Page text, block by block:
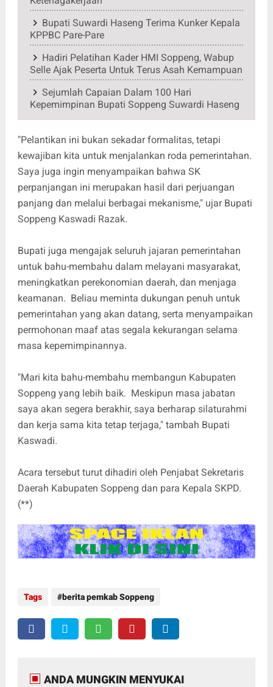
Bupati Suwardi Haseng Terima Kunker Kepala
KPPBC Pare-Pare
Hadiri Pelatihan Kader HMI Soppeng, Wabup
Selle Ajak Peserta Untuk Terus Asah Kemampuan
Sejumlah Capaian Dalam 100 Hari
Kepemimpinan Bupati Soppeng Suwardi Haseng
"Pelantikan ini bukan sekadar formalitas, tetapi
kewajiban kita untuk menjalankan roda pemerintahan.
Saya juga ingin menyampaikan bahwa SK
perpanjangan ini merupakan hasil dari perjuangan
panjang dan melalui berbagai mekanisme," ujar Bupati
Soppeng Kaswadi Razak.
Bupati juga mengajak seluruh jajaran pemerintahan
untuk bahu-membahu dalam melayani masyarakat,
meningkatkan perekonomian daerah, dan menjaga
keamanan. Beliau meminta dukungan penuh untuk
pemerintahan yang akan datang, serta menyampaikan
permohonan maaf atas segala kekurangan selama
masa kepemimpinannya.
"Mari kita bahu-membahu membangun Kabupaten
Soppeng yang lebih baik. Meskipun masa jabatan
saya akan segera berakhir, saya berharap silaturahmi
dan kerja sama kita tetap terjaga," tambah Bupati
Kaswadi.
Acara tersebut turut dihadiri oleh Penjabat Sekretaris
Daerah Kabupaten Soppeng dan para Kepala SKPD.
(**)
Tags berita pemkab Soppeng
ANDA MUNGKIN MENYUKAI